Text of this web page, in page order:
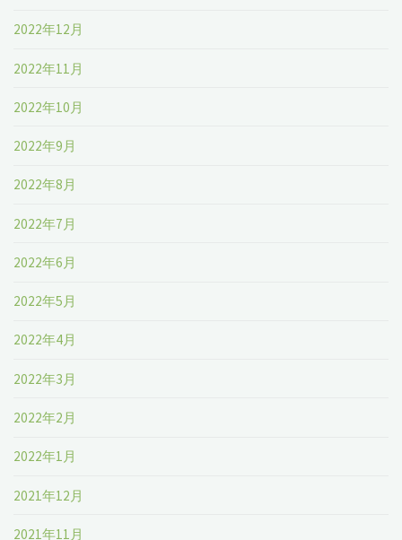
2022年12月
2022年11月
2022年10月
2022年9月
2022年8月
2022年7月
2022年6月
2022年5月
2022年4月
2022年3月
2022年2月
2022年1月
2021年12月
2021年11月